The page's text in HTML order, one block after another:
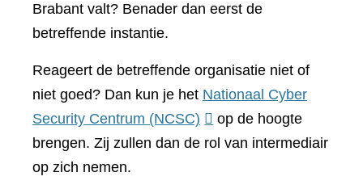
Brabant valt? Benader dan eerst de
betreffende instantie.
Reageert de betreffende organisatie niet of
niet goed? Dan kun je het Nationaal Cyber
Security Centrum (NCSC) (verwijst
naar
op de hoogte
brengen. Zij zullen dan de rol van intermediair
op zich nemen.